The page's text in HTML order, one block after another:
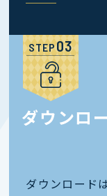
STEP
ダウンロ
ダウンロード